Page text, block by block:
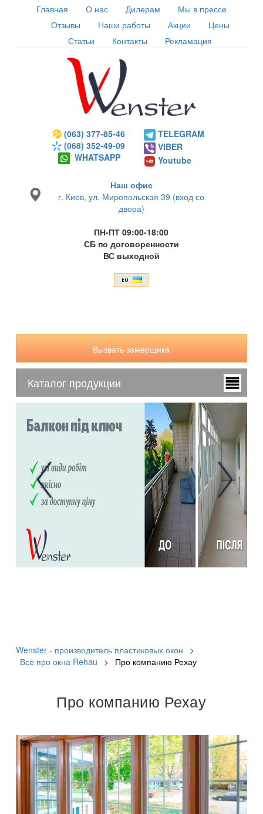
Главная О нас Дилерам
Мы в прессе
Отзывы
Наши работы Акции
Цены
Статьи
Контакты Рекламация
(063) 377-85-46
(068) 352-49-09
WHATSAPP
TELEGRAM
VIBER
Youtube
Наш офис
г. Киев, ул. Миропольская 39 (вход со
двора)
ПН-ПТ 09:00-18:00
СБ по договоренности
ВС выходной
Вызвать замерщика
Каталог продукции
Wenster - производитель пластиковых окон
>
Все про окна Rehau
> Про компанию Рехау
Про компанию Рехау